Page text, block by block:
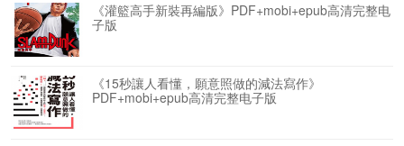
《灌籃高手新裝再編版》PDF+mobi+epub高清完整电
子版
《15秒讓人看懂，願意照做的減法寫作》
PDF+mobi+epub高清完整电子版